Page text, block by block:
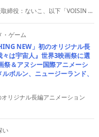
締役：ないこ、以下「VOISIN ...
・ゲーム
NEW」初のオリジナル長
は宇宙人』世界3映画祭に選
祭＆アヌシー国際アニメーシ
ボルン、ニュージーランド、
リジナル長編アニメーション
い